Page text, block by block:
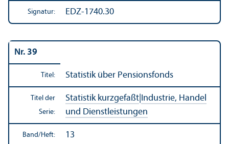
Signatur: EDZ-1740.30
Nr. 39
Titel: Statistik über Pensionsfonds
Titel der
Serie:
Statistik kurzgefaßt Industrie, Handel
und Dienstleistungen
Band/Heft: 13